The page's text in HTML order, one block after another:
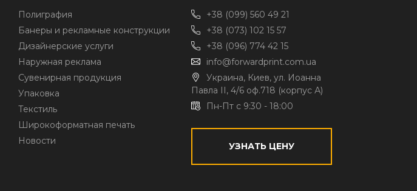
Полиграфия
Банеры и рекламные конструкции
Дизайнерские услуги
Наружная реклама
Сувенирная продукция
Упаковка
Текстиль
Широкоформатная печать
Новости
+38 (099) 560 49 21
+38 (073) 102 15 57
+38 (096) 774 42 15
info@forwardprint.com.ua
Украина, Киев, ул. Иоанна
Павла II, 4/6 оф.718 (корпус А)
Пн-Пт с 9:30 - 18:00
УЗНАТЬ ЦЕНУ